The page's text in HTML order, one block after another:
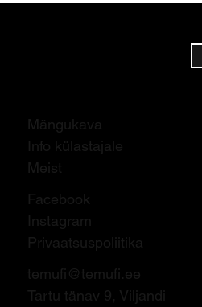
Mängukava
Info külastajale
Meist
Facebook
Instagram
Privaatsuspoliitika
temufi@temufi.ee
Tartu tänav 9, Viljandi